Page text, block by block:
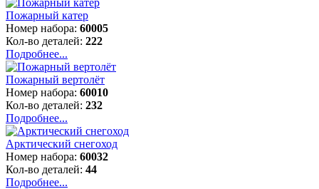
Пожарный катер
Номер набора: 60005
Кол-во деталей: 222
Подробнее...
Пожарный вертолёт
Номер набора: 60010
Кол-во деталей: 232
Подробнее...
Арктический снегоход
Номер набора: 60032
Кол-во деталей: 44
Подробнее...